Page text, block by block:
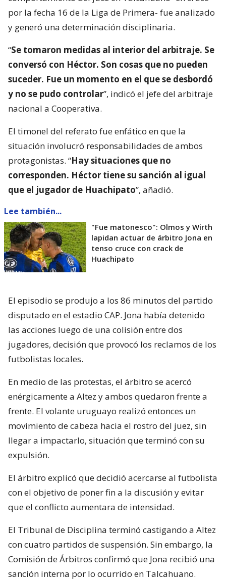
por la fecha 16 de la Liga de Primera- fue analizado
y generó una determinación disciplinaria.
“Se tomaron medidas al interior del arbitraje. Se
conversó con Héctor. Son cosas que no pueden
suceder. Fue un momento en el que se desbordó
y no se pudo controlar”, indicó el jefe del arbitraje
nacional a Cooperativa.
El timonel del referato fue enfático en que la
situación involucró responsabilidades de ambos
protagonistas. “Hay situaciones que no
corresponden. Héctor tiene su sanción al igual
que el jugador de Huachipato”, añadió.
Lee también...
"Fue matonesco": Olmos y Wirth
lapidan actuar de árbitro Jona en
tenso cruce con crack de
Huachipato
El episodio se produjo a los 86 minutos del partido
disputado en el estadio CAP. Jona había detenido
las acciones luego de una colisión entre dos
jugadores, decisión que provocó los reclamos de los
futbolistas locales.
En medio de las protestas, el árbitro se acercó
enérgicamente a Altez y ambos quedaron frente a
frente. El volante uruguayo realizó entonces un
movimiento de cabeza hacia el rostro del juez, sin
llegar a impactarlo, situación que terminó con su
expulsión.
El árbitro explicó que decidió acercarse al futbolista
con el objetivo de poner fin a la discusión y evitar
que el conflicto aumentara de intensidad.
El Tribunal de Disciplina terminó castigando a Altez
con cuatro partidos de suspensión. Sin embargo, la
Comisión de Árbitros confirmó que Jona recibió una
sanción interna por lo ocurrido en Talcahuano.